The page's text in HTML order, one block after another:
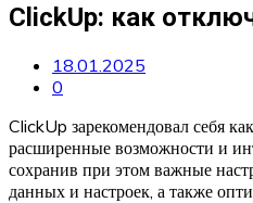
ClickUp: как
18.01.2025
0
ClickUp зарекомендовал себя
расширенные возможности и
сохранив при этом важные
данных и настроек, а также